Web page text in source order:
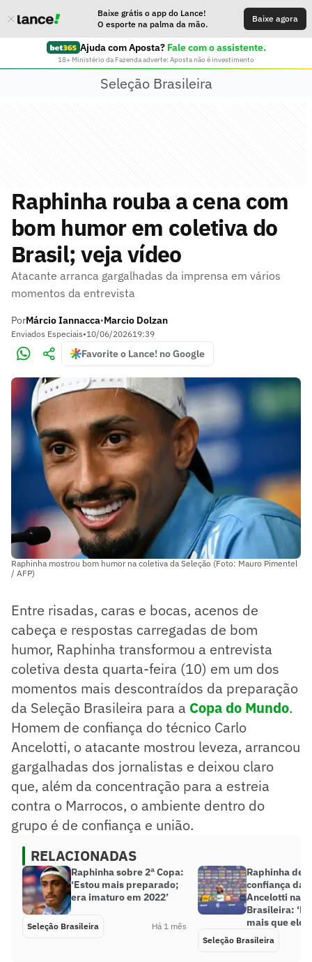
Baixe grátis o app do Lance!
O esporte na palma da mão.
Baixe agora
Ajuda com Aposta? Fale com o assistente.
18+ Ministério da Fazenda adverte: Aposta não é investimento
Seleção Brasileira
Raphinha rouba a cena com
bom humor em coletiva do
Brasil; veja vídeo
Atacante arranca gargalhadas da imprensa em vários
momentos da entrevista
PorMárcio Iannacca•Marcio Dolzan
Enviados Especiais•10/06/202619:39
Favorite o Lance! no Google
Raphinha mostrou bom humor na coletiva da Seleção (Foto: Mauro Pimentel
/ AFP)
Entre risadas, caras e bocas, acenos de
cabeça e respostas carregadas de bom
humor, Raphinha transformou a entrevista
coletiva desta quarta-feira (10) em um dos
momentos mais descontraídos da preparação
da Seleção Brasileira para a Copa do Mundo.
Homem de confiança do técnico Carlo
Ancelotti, o atacante mostrou leveza, arrancou
gargalhadas dos jornalistas e deixou claro
que, além da concentração para a estreia
contra o Marrocos, o ambiente dentro do
grupo é de confiança e união.
RELACIONADAS
Raphinha sobre 2ª Copa:
‘Estou mais preparado;
era imaturo em 2022’
Seleção Brasileira Há 1 mês
Raphinha
confiança
Ancelotti na
Brasileira:
mais que ele’
Seleção Brasileira